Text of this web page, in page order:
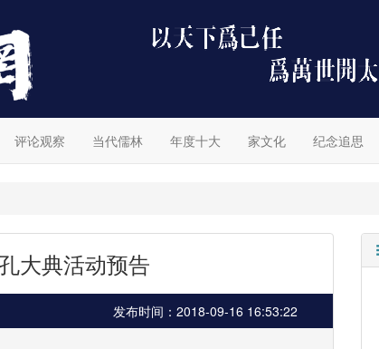
评论观察 当代儒林 年度十大 家文化 纪念追思
大典活动预告
发布时间：2018-09-16 16:53:22